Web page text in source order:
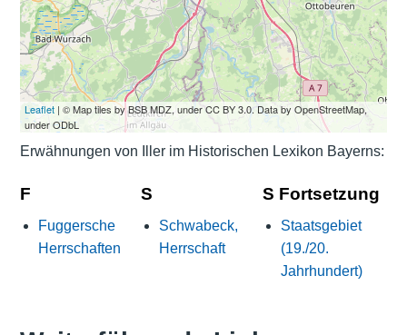
Leaflet| © Map tiles by BSB MDZ, under CC BY 3.0. Data by OpenStreetMap,
under ODbL
Erwähnungen von Iller im Historischen Lexikon Bayerns:
F
Fuggersche
Herrschaften
S
Schwabeck,
Herrschaft
S Fortsetzung
Staatsgebiet
(19./20.
Jahrhundert)